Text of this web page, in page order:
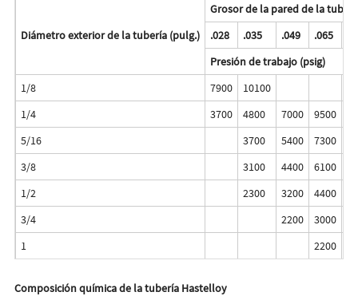
Diámetro exterior de la tubería (pulg.)
Grosor de la pared de la
.028
.035 .049 .065
Presión de trabajo (psig)
1/8
7900
10100
1/4
3700 4800 7000
9500
5/16
3700 5400
7300
3/8
3100 4400
6100
1/2
2300 3200
4400
3/4
2200 3000
1
2200
Composición química de la tubería Hastelloy